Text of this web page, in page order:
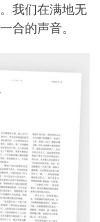
我们在满地无
合的声音。